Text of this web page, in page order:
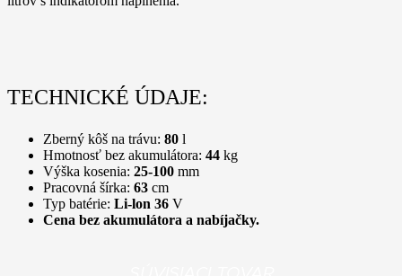
TECHNICKÉ ÚDAJE:
Zberný kôš na trávu: 80 l
Hmotnosť bez akumulátora: 44 kg
Výška kosenia: 25-100 mm
Pracovná šírka: 63 cm
Typ batérie: Li-lon 36 V
Cena bez akumulátora a nabíjačky.